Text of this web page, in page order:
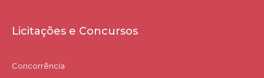
Licitações e Concursos
Concorrência